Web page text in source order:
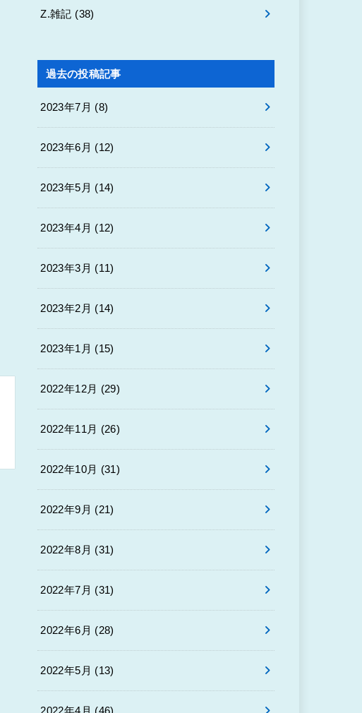
Z.雑記 (38)
過去の投稿記事
2023年7月 (8)
2023年6月 (12)
2023年5月 (14)
2023年4月 (12)
2023年3月 (11)
2023年2月 (14)
2023年1月 (15)
2022年12月 (29)
2022年11月 (26)
2022年10月 (31)
2022年9月 (21)
2022年8月 (31)
2022年7月 (31)
2022年6月 (28)
2022年5月 (13)